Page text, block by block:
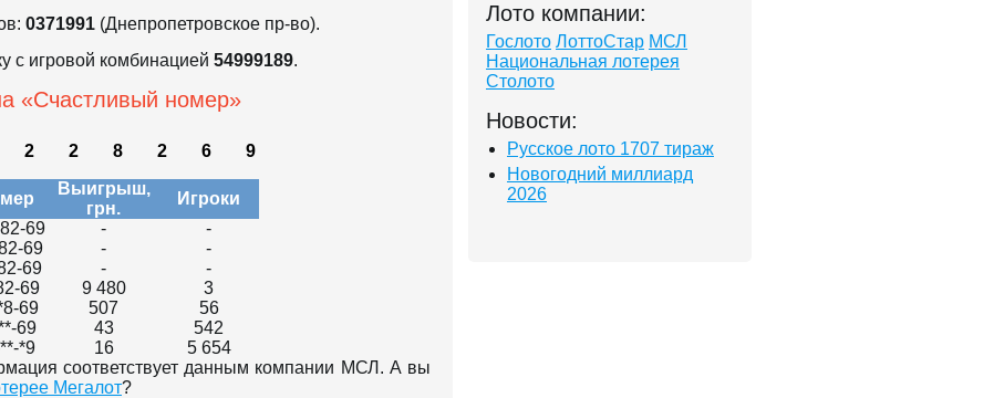
0371991 (Днепропетровское пр-во).
с игровой комбинацией 54999189.
«Счастливый номер»
2 2 8 2 6 9
Выигрыш,
грн.
Игроки
69
-
-
69
-
-
69
-
-
69
9 480
3
69
507
56
69
43
542
*9
16
5 654
соответствует данным компании МСЛ. А вы
Мегалот?
Лото компании:
Гослото ЛоттоСтар МСЛ
Национальная лотерея
Столото
Новости:
Русское лото 1707 тираж
Новогодний миллиард
2026